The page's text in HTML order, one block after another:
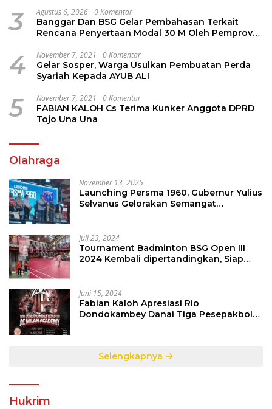
3 Agustus 6, 2026 0 Komentar
Banggar Dan BSG Gelar Pembahasan Terkait
Rencana Penyertaan Modal 30 M Oleh Pemprov
4 November 7, 2021 0 Komentar
Gelar Sosper, Warga Usulkan Pembuatan Perda
Syariah Kepada AYUB ALI
5 November 7, 2021 0 Komentar
FABIAN KALOH Cs Terima Kunker Anggota DPRD
Tojo Una Una
Olahraga
November 13, 2025
Launching Persma 1960, Gubernur Yulius
Selvanus Gelorakan Semangat
Juli 23, 2024
Tournament Badminton BSG Open III
2024 Kembali dipertandingkan, Siap
Juni 15, 2024
Fabian Kaloh Apresiasi Rio
Dondokambey Danai Tiga Pesepakbola
Selengkapnya
Hukrim